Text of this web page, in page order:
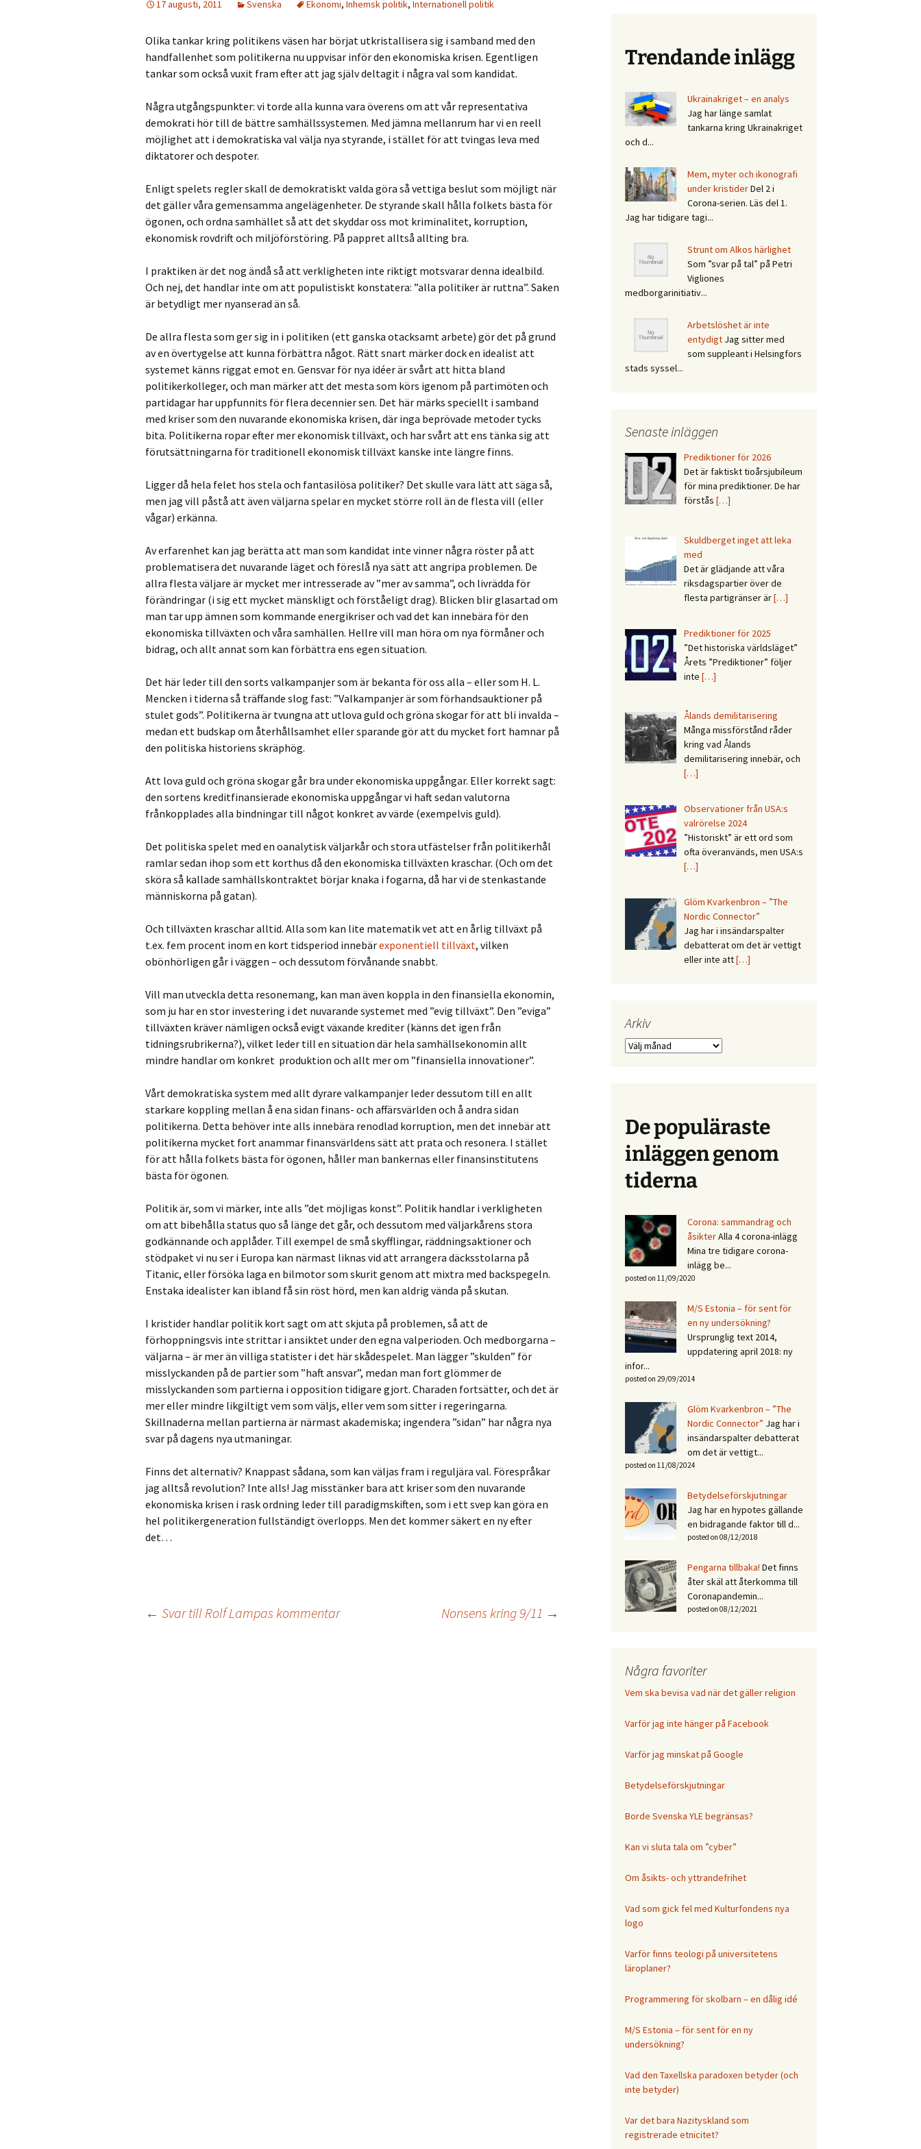
17 augusti, 2011 Svenska Ekonomi, Inhemsk politik, Internationell politik
Olika tankar kring politikens väsen har börjat utkristallisera sig i samband med den
handfallenhet som politikerna nu uppvisar inför den ekonomiska krisen. Egentligen
tankar som också vuxit fram efter att jag själv deltagit i några val som kandidat.
Några utgångspunkter: vi torde alla kunna vara överens om att vår representativa
demokrati hör till de bättre samhällssystemen. Med jämna mellanrum har vi en reell
möjlighet att i demokratiska val välja nya styrande, i stället för att tvingas leva med
diktatorer och despoter.
Enligt spelets regler skall de demokratiskt valda göra så vettiga beslut som möjligt när
det gäller våra gemensamma angelägenheter. De styrande skall hålla folkets bästa för
ögonen, och ordna samhället så att det skyddar oss mot kriminalitet, korruption,
ekonomisk rovdrift och miljöförstöring. På pappret alltså allting bra.
I praktiken är det nog ändå så att verkligheten inte riktigt motsvarar denna idealbild.
Och nej, det handlar inte om att populistiskt konstatera: ”alla politiker är ruttna”. Saken
är betydligt mer nyanserad än så.
De allra flesta som ger sig in i politiken (ett ganska otacksamt arbete) gör det på grund
av en övertygelse att kunna förbättra något. Rätt snart märker dock en idealist att
systemet känns riggat emot en. Gensvar för nya idéer är svårt att hitta bland
politikerkolleger, och man märker att det mesta som körs igenom på partimöten och
partidagar har uppfunnits för flera decennier sen. Det här märks speciellt i samband
med kriser som den nuvarande ekonomiska krisen, där inga beprövade metoder tycks
bita. Politikerna ropar efter mer ekonomisk tillväxt, och har svårt att ens tänka sig att
förutsättningarna för traditionell ekonomisk tillväxt kanske inte längre finns.
Ligger då hela felet hos stela och fantasilösa politiker? Det skulle vara lätt att säga så,
men jag vill påstå att även väljarna spelar en mycket större roll än de flesta vill (eller
vågar) erkänna.
Av erfarenhet kan jag berätta att man som kandidat inte vinner några röster på att
problematisera det nuvarande läget och föreslå nya sätt att angripa problemen. De
allra flesta väljare är mycket mer intresserade av ”mer av samma”, och livrädda för
förändringar (i sig ett mycket mänskligt och förståeligt drag). Blicken blir glasartad om
man tar upp ämnen som kommande energikriser och vad det kan innebära för den
ekonomiska tillväxten och våra samhällen. Hellre vill man höra om nya förmåner och
bidrag, och allt annat som kan förbättra ens egen situation.
Det här leder till den sorts valkampanjer som är bekanta för oss alla – eller som H. L.
Mencken i tiderna så träffande slog fast: ”Valkampanjer är som förhandsauktioner på
stulet gods”. Politikerna är tvungna att utlova guld och gröna skogar för att bli invalda –
medan ett budskap om återhållsamhet eller sparande gör att du mycket fort hamnar på
den politiska historiens skräphög.
Att lova guld och gröna skogar går bra under ekonomiska uppgångar. Eller korrekt sagt:
den sortens kreditfinansierade ekonomiska uppgångar vi haft sedan valutorna
frånkopplades alla bindningar till något konkret av värde (exempelvis guld).
Det politiska spelet med en oanalytisk väljarkår och stora utfästelser från politikerhål
ramlar sedan ihop som ett korthus då den ekonomiska tillväxten kraschar. (Och om det
sköra så kallade samhällskontraktet börjar knaka i fogarna, då har vi de stenkastande
människorna på gatan).
Och tillväxten kraschar alltid. Alla som kan lite matematik vet att en årlig tillväxt på
t.ex. fem procent inom en kort tidsperiod innebärexponentiell tillväxt, vilken
obönhörligen går i väggen – och dessutom förvånande snabbt.
Vill man utveckla detta resonemang, kan man även koppla in den finansiella ekonomin,
som ju har en stor investering i det nuvarande systemet med ”evig tillväxt”. Den ”eviga”
tillväxten kräver nämligen också evigt växande krediter (känns det igen från
tidningsrubrikerna?), vilket leder till en situation där hela samhällsekonomin allt
mindre handlar om konkret produktion och allt mer om ”finansiella innovationer”.
Vårt demokratiska system med allt dyrare valkampanjer leder dessutom till en allt
starkare koppling mellan å ena sidan finans- och affärsvärlden och å andra sidan
politikerna. Detta behöver inte alls innebära renodlad korruption, men det innebär att
politikerna mycket fort anammar finansvärldens sätt att prata och resonera. I stället
för att hålla folkets bästa för ögonen, håller man bankernas eller finansinstitutens
bästa för ögonen.
Politik är, som vi märker, inte alls ”det möjligas konst”. Politik handlar i verkligheten
om att bibehålla status quo så länge det går, och dessutom med väljarkårens stora
godkännande och applåder. Till exempel de små skyfflingar, räddningsaktioner och
stödpaket vi nu ser i Europa kan närmast liknas vid att arrangera däcksstolarna på
Titanic, eller försöka laga en bilmotor som skurit genom att mixtra med backspegeln.
Enstaka idealister kan ibland få sin röst hörd, men kan aldrig vända på skutan.
I kristider handlar politik kort sagt om att skjuta på problemen, så att de
förhoppningsvis inte strittar i ansiktet under den egna valperioden. Och medborgarna –
väljarna – är mer än villiga statister i det här skådespelet. Man lägger ”skulden” för
misslyckanden på de partier som ”haft ansvar”, medan man fort glömmer de
misslyckanden som partierna i opposition tidigare gjort. Charaden fortsätter, och det är
mer eller mindre likgiltigt vem som väljs, eller vem som sitter i regeringarna.
Skillnaderna mellan partierna är närmast akademiska; ingendera ”sidan” har några nya
svar på dagens nya utmaningar.
Finns det alternativ? Knappast sådana, som kan väljas fram i reguljära val. Förespråkar
jag alltså revolution? Inte alls! Jag misstänker bara att kriser som den nuvarande
ekonomiska krisen i rask ordning leder till paradigmskiften, som i ett svep kan göra en
hel politikergeneration fullständigt överlopps. Men det kommer säkert en ny efter
det…
Inläggsnavigering
← Svar till Rolf Lampas kommentar Nonsens kring 9/11 →
Trendande inlägg
Ukrainakriget – en analys
Jag har länge samlat
tankarna kring Ukrainakriget
och d...
Mem, myter och ikonografi
under kristiderDel 2 i
Corona-serien. Läs del 1.
Jag har tidigare tagi...
Strunt om Alkos härlighet
Som ”svar på tal” på Petri
Vigliones
medborgarinitiativ...
Arbetslöshet är inte
entydigt Jag sitter med
som suppleant i Helsingfors
stads syssel...
Senaste inläggen
Prediktioner för 2026
Det är faktiskt tioårsjubileum
för mina prediktioner. De har
förstås […]
Skuldberget inget att leka
med
Det är glädjande att våra
riksdagspartier över de
flesta partigränser är[…]
Prediktioner för 2025
”Det historiska världsläget”
Årets ”Prediktioner” följer
inte […]
Ålands demilitarisering
Många missförstånd råder
kring vad Ålands
demilitarisering innebär, och
[…]
Observationer från USA:s
valrörelse 2024
”Historiskt” är ett ord som
ofta överanvänds, men USA:s
[…]
Glöm Kvarkenbron – ”The
Nordic Connector”
Jag har i insändarspalter
debatterat om det är vettigt
eller inte att[…]
Arkiv
Arkiv
De populäraste
inläggen genom
tiderna
Corona: sammandrag och
åsikterAlla 4 corona-inlägg
Mina tre tidigare corona-
inlägg be...
posted on 11/09/2020
M/S Estonia – för sent för
en ny undersökning?
Ursprunglig text 2014,
uppdatering april 2018: ny
infor...
posted on 29/09/2014
Glöm Kvarkenbron – ”The
Nordic Connector” Jag har i
insändarspalter debatterat
om det är vettigt...
posted on 11/08/2024
Betydelseförskjutningar
Jag har en hypotes gällande
en bidragande faktor till d...
posted on 08/12/2018
Pengarna tillbaka! Det finns
åter skäl att återkomma till
Coronapandemin...
posted on 08/12/2021
Några favoriter
Vem ska bevisa vad när det gäller religion
Varför jag inte hänger på Facebook
Varför jag minskat på Google
Betydelseförskjutningar
Borde Svenska YLE begränsas?
Kan vi sluta tala om ”cyber”
Om åsikts- och yttrandefrihet
Vad som gick fel med Kulturfondens nya
logo
Varför finns teologi på universitetens
läroplaner?
Programmering för skolbarn – en dålig idé
M/S Estonia – för sent för en ny
undersökning?
Vad den Taxellska paradoxen betyder (och
inte betyder)
Var det bara Nazityskland som
registrerade etnicitet?